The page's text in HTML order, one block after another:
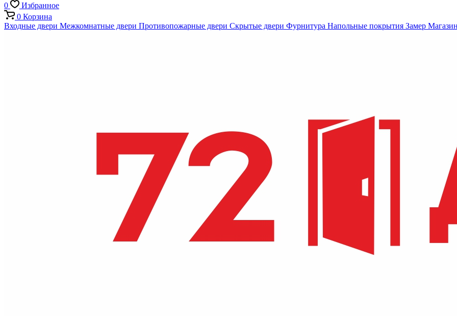
0
Избранное
0 Корзина
Входные двери Межкомнатные двери Противопожарные двери Скрытые двери Фурнитура Напольные покрытия Замер